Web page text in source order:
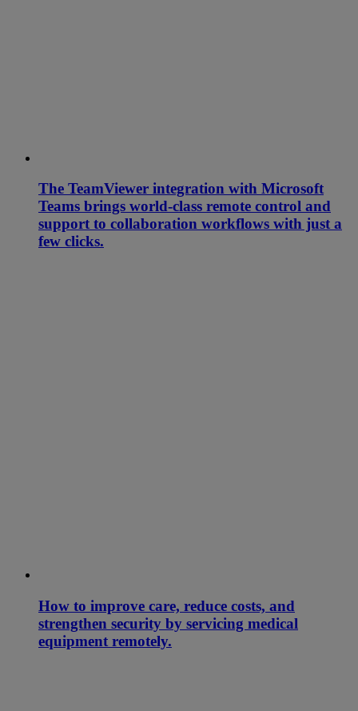
The TeamViewer integration with Microsoft
Teams brings world-class remote control and
support to collaboration workflows with just a
few clicks.
How to improve care, reduce costs, and
strengthen security by servicing medical
equipment remotely.